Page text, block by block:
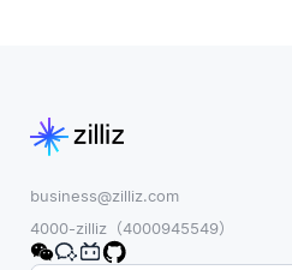
business@zilliz.com
4000-zilliz（4000945549）